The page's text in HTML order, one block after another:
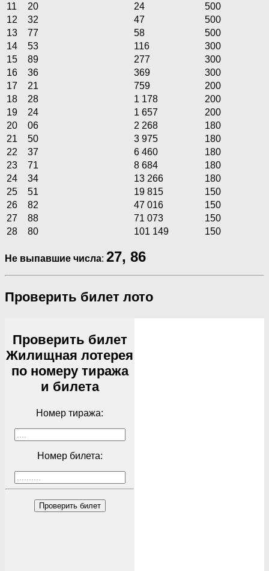
11
20 24
500
12
32 47
500
13
77 58
500
14
53 116
300
15
89 277
300
16
36 369
300
17
21 759
200
18
28 1 178
200
19
24 1 657
200
20
06 2 268
180
21
50 3 975
180
22
37 6 460
180
23
71 8 684
180
24
34 13 266
180
25
51 19 815
150
26
82 47 016
150
27
88 71 073
150
28
80 101 149 150
Не выпавшие числа: 27, 86
Проверить билет лото
Проверить билет
Жилищная лотерея
по номеру тиража
и билета
Номер тиража:
Номер билета:
Проверить билет